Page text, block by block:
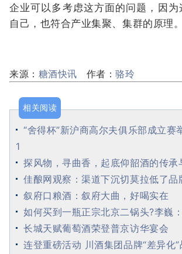
企业可以多考虑这方面的问题，因为
自己，也符合产业集聚、集群的原理。
来源： 糖酒快讯 作者：骆玲
相关阅读
“舍得杯”新沪商高尔夫俱乐部成立赛
1
探风物，寻曲香，起底仰韶酒的传承
佳酿网观察：渠道下沉切莫拉低了品
叙府口粮酒：叙府大曲，好喝实在
如何买到一瓶正宗北京二锅头?李巍
长城天赋葡萄酒荣登普京访华宴会
连登重磅活动 川酒集团品牌“差异化”